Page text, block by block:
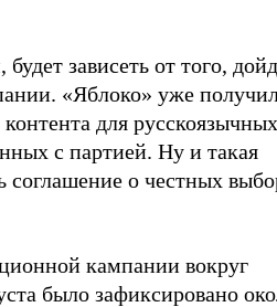
зависеть от того,
«Яблоко» уже
для русскоязычных
с партией. Ну и такая
соглашение о честных
кампании вокруг
было зафиксировано